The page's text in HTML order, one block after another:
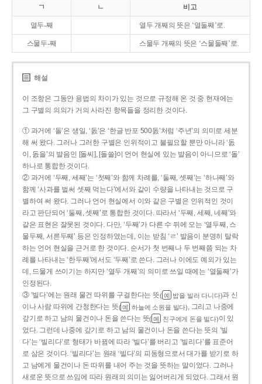
ㄱ ㄴ 비고
열두-째 열두 개째의 뜻은 ‘열둘째’로.
스물두-째 스물두 개째의 뜻은 ‘스물둘째’로.
해설
이 조항은 그동안 용법의 차이가 있는 것으로 규정해 온 것 중 현재에는
그 구별의 의의가 거의 사라진 항목들을 정리한 것이다.
① 과거에 ‘돌’은 생일, ‘돐’은 ‘한글 반포 500돐’처럼 ‘주년’의 의미로 세분
해 써 왔다. 그러나 그러한 구별은 인위적이고 불필요할 뿐만 아니라 ‘돐
이, 돐을’의 발음인 [돌씨], [돌쓸]이 언어 현실에 있는 발음이 아니므로 ‘돌’
하나로 통합한 것이다.
② 과거에 ‘두째, 세째’는 ‘첫째’와 함께 차례를, ‘둘째, 셋째’는 ‘하나째’와
함께 ‘사과를 벌써 셋째 먹는다’에서와 같이 수량을 나타내는 것으로 구
별하여 써 왔다. 그러나 언어 현실에서 이와 같은 구별은 인위적인 것이
라고 판단되어 ‘둘째, 셋째’로 통합한 것이다. 따라서 ‘두째, 세째, 네째’와
같은 표현은 잘못된 것이다. 다만, ‘두째’가 다른 수 뒤에 오는 ‘열두째, 스
물두째, 서른두째’ 등은 인정하였는데, 이는 받침 ‘ㄹ’ 발음이 분명히 탈락
하는 언어 현실을 근거로 한 것이다. 순서가 첫 번째나 두 번째쯤 되는 차
례를 나타내는 ‘한두째’에서도 ‘두째’로 쓴다. 그러나 이에도 예외가 있는
데, 드물게 쓰이기는 하지만 ‘열두 개째’의 의미로 쓰일 때에는 ‘열둘째’가
인정된다.
③ ‘빌다’에는 원래 물건 따위를 구걸한다는 뜻( 예 밥을 빌러 다니다)과 신
이나 사람 따위에 간청한다는 뜻( 예 하늘에 소원을 빌다), 그리고 나중에
갚기로 하고 남의 물건이나 돈을 쓴다는 뜻( 예 친구에게 돈을 빌다)이 있
었다. 그런데 나중에 갚기로 하고 남의 물건이나 돈을 쓴다는 뜻의 ‘빌
다’는 ‘빌리다’로 형태가 바뀜에 따라 ‘빌다’를 버리고 ‘빌리다’를 표준어
로 삼은 것이다. ‘빌리다’는 원래 ‘빌다’의 피동형으로서 대가를 받기로 하
고 남에게 물건이나 돈 따위를 내어 주는 것을 뜻하는 말이었다. 그러나
새로운 뜻으로 쓰임에 따라 원래의 의미는 잃어버리게 되었다. 그래서 원